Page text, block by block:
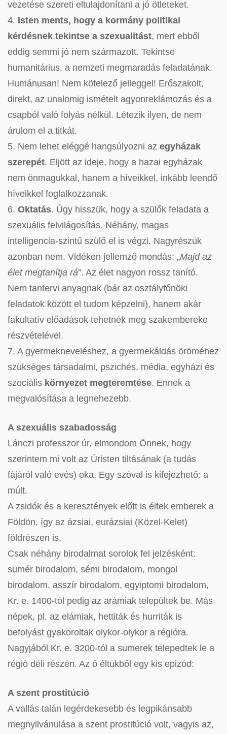
vezetése szereti eltulajdonítani a jó ötleteket.
4. Isten ments, hogy a kormány politikai
kérdésnek tekintse a szexualitást, mert ebből
eddig semmi jó nem származott. Tekintse
humanitárius, a nemzeti megmaradás feladatának.
Humánusan! Nem kötelező jelleggel! Erőszakolt,
direkt, az unalomig ismételt agyonreklámozás és a
csapból való folyás nélkül. Létezik ilyen, de nem
árulom el a titkát.
5. Nem lehet eléggé hangsúlyozni az egyházak
szerepét. Eljött az ideje, hogy a hazai egyházak
nem önmagukkal, hanem a híveikkel, inkább leendő
híveikkel foglalkozzanak.
6. Oktatás. Úgy hisszük, hogy a szülők feladata a
szexuális felvilágosítás. Néhány, magas
intelligencia-szintű szülő el is végzi. Nagyrészük
azonban nem. Vidéken jellemző mondás: „Majd az
élet megtanítja rá”. Az élet nagyon rossz tanító.
Nem tantervi anyagnak (bár az osztályfőnöki
feladatok között el tudom képzelni), hanem akár
fakultatív előadások tehetnék meg szakembereke
részvételével.
7. A gyermekneveléshez, a gyermekáldás öröméhez
szükséges társadalmi, pszichés, média, egyházi és
szociális környezet megteremtése. Ennek a
megvalósítása a legnehezebb.
A szexuális szabadosság
Lánczi professzor úr, elmondom Önnek, hogy
szerintem mi volt az Úristen tiltásának (a tudás
fájáról való evés) oka. Egy szóval is kifejezhető: a
múlt.
A zsidók és a keresztények előtt is éltek emberek a
Földön, így az ázsiai, eurázsiai (Közel-Kelet)
földrészen is.
Csak néhány birodalmat sorolok fel jelzésként:
sumér birodalom, sémi birodalom, mongol
birodalom, asszír birodalom, egyiptomi birodalom,
Kr. e. 1400-tól pedig az arámiak települtek be. Más
népek, pl. az elámiak, hettiták és hurriták is
befolyást gyakoroltak olykor-olykor a régióra.
Nagyjából Kr. e. 3200-tól a sumerek telepedtek le a
régió déli részén. Az ő éltükből egy kis epizód:
A szent prostitúció
A vallás talán legérdekesebb és legpikánsabb
megnyilvánulása a szent prostitúció volt, vagyis az,